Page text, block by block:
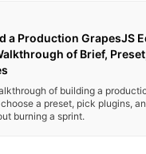
a Production GrapesJS
of Brief,
of building a
a preset, pick plugins,
burning a sprint.